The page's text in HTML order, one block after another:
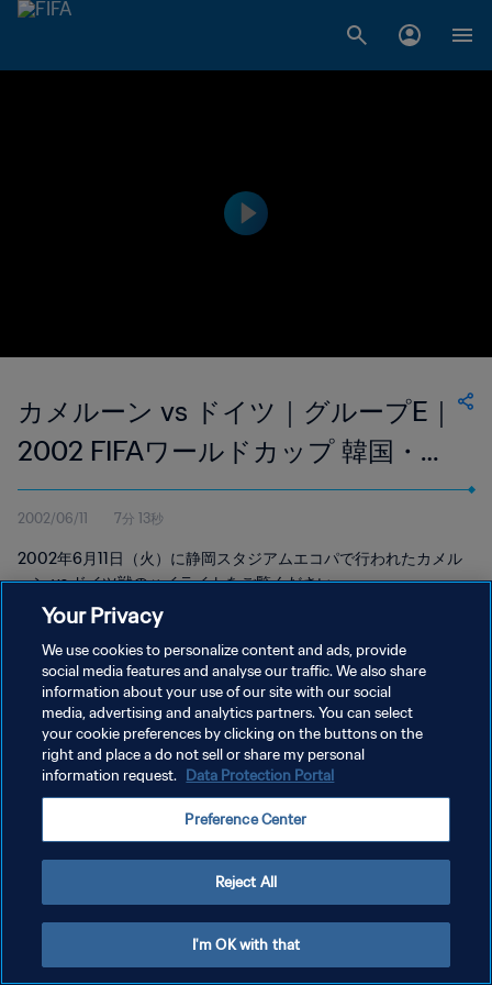
カメルーン vs ドイツ｜グループE｜
2002 FIFAワールドカップ 韓国・日
本｜ハイライト
2002/06/11 7分 13秒
2002年6月11日（火）に静岡スタジアムエコパで行われたカメル
ーン vs ドイツ戦のハイライトをご覧ください。
プライバシーポリシー
サービス利用規約
クッキー設定の管理
Your Privacy
We use cookies to personalize content and ads, provide
social media features and analyse our traffic. We also share
information about your use of our site with our social
media, advertising and analytics partners. You can select
your cookie preferences by clicking on the buttons on the
right and place a do not sell or share my personal
information request. Data Protection Portal
Preference Center
Reject All
I'm OK with that